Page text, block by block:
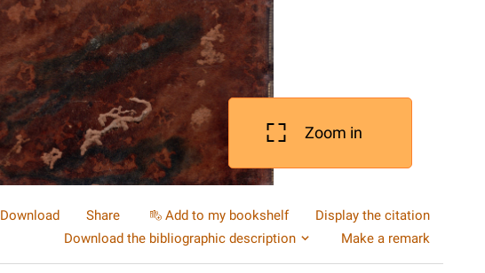
Zoom in
Download Share Add to my bookshelf
Display the citation
Download the bibliographic description
Make a remark